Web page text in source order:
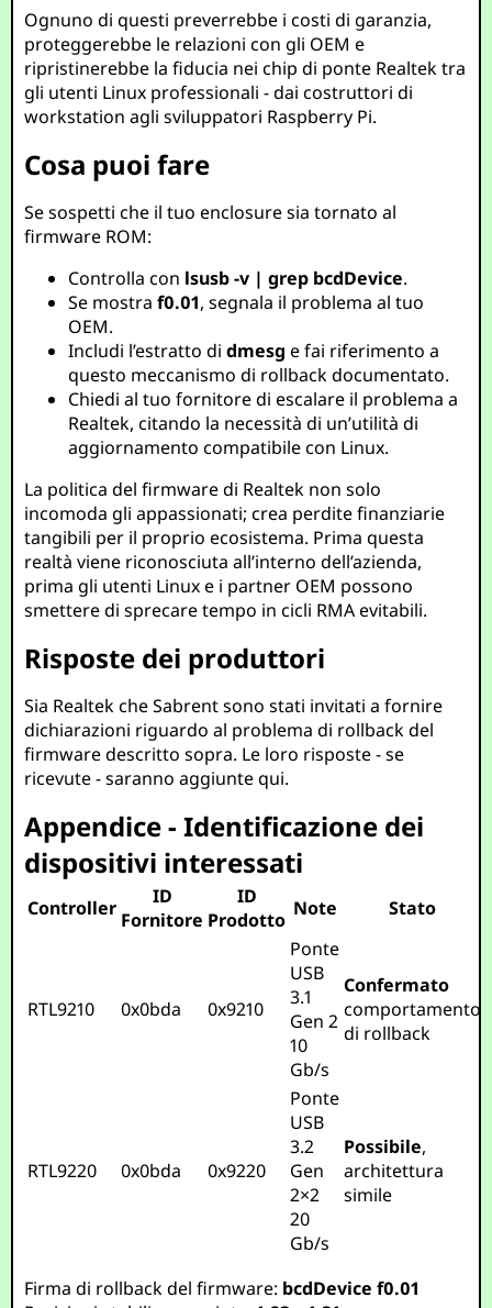
Ognuno di questi preverrebbe i costi di garanzia,
proteggerebbe le relazioni con gli OEM e
ripristinerebbe la fiducia nei chip di ponte Realtek tra
gli utenti Linux professionali - dai costruttori di
workstation agli sviluppatori Raspberry Pi.
Cosa puoi fare
Se sospetti che il tuo enclosure sia tornato al
firmware ROM:
Controlla con lsusb -v | grep bcdDevice.
Se mostraf0.01, segnala il problema al tuo
OEM.
Includi l’estratto didmesg e fai riferimento a
questo meccanismo di rollback documentato.
Chiedi al tuo fornitore di escalare il problema a
Realtek, citando la necessità di un’utilità di
aggiornamento compatibile con Linux.
La politica del firmware di Realtek non solo
incomoda gli appassionati; crea perdite finanziarie
tangibili per il proprio ecosistema. Prima questa
realtà viene riconosciuta all’interno dell’azienda,
prima gli utenti Linux e i partner OEM possono
smettere di sprecare tempo in cicli RMA evitabili.
Risposte dei produttori
Sia Realtek che Sabrent sono stati invitati a fornire
dichiarazioni riguardo al problema di rollback del
firmware descritto sopra. Le loro risposte - se
ricevute - saranno aggiunte qui.
Appendice - Identificazione dei
dispositivi interessati
Controller
ID
Fornitore
ID
Prodotto Note Stato
RTL9210 0x0bda 0x9210
Ponte
USB
3.1
Gen 2
10
Gb/s
Confermato
comportamento
di rollback
RTL9220 0x0bda 0x9220
Ponte
USB
3.2
Gen
2×2
20
Gb/s
Possibile,
architettura
simile
Firma di rollback del firmware: bcdDevice f0.01